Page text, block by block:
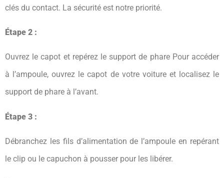
clés du contact. La sécurité est notre priorité.
Étape 2 :
Ouvrez le capot et repérez le support de phare Pour accéder
à l’ampoule, ouvrez le capot de votre voiture et localisez le
support de phare à l’avant.
Étape 3 :
Débranchez les fils d’alimentation de l’ampoule en repérant
le clip ou le capuchon à pousser pour les libérer.